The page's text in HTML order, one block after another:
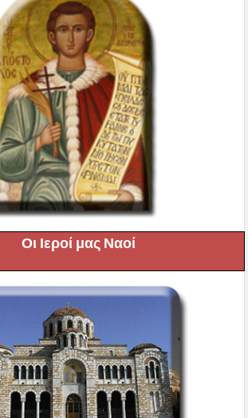
Οι Ιεροί μας Ναοί